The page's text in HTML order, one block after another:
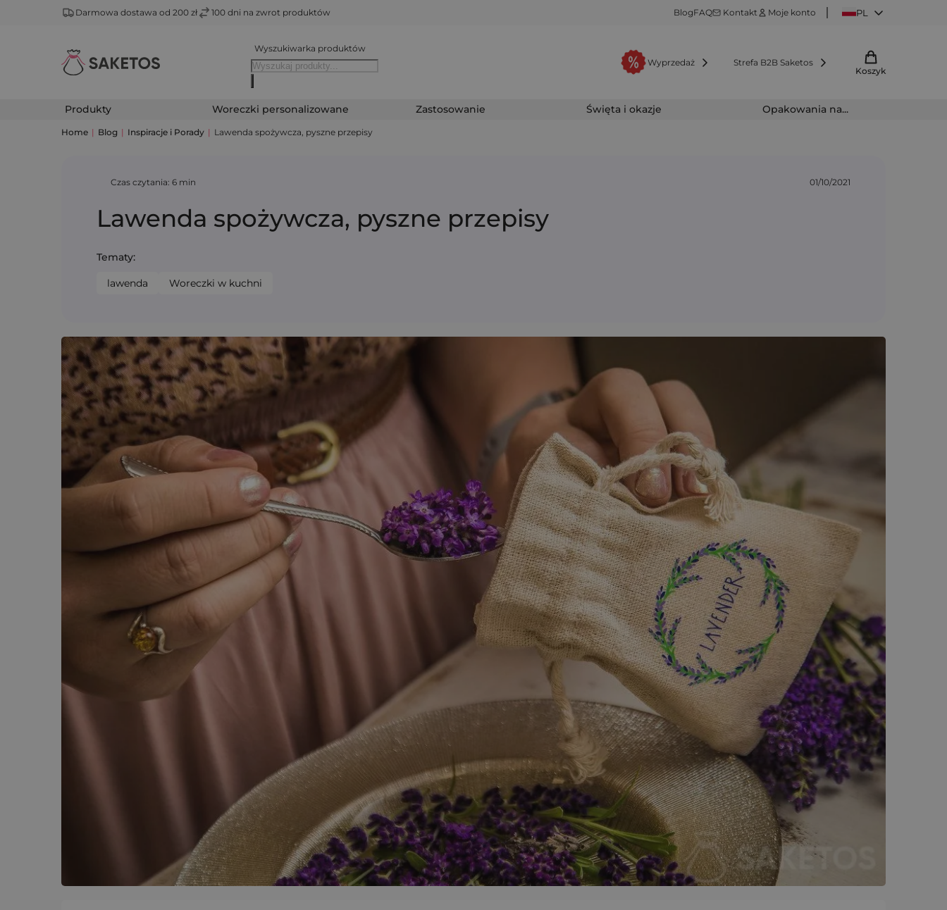
Darmowa dostawa od 200 zł 100 dni na zwrot produktów BlogFAQ Kontakt Moje konto PL
Wyszukiwarka produktów
Wyprzedaż
Strefa B2B Saketos
Koszyk
Produkty Woreczki personalizowane Zastosowanie Święta i okazje Opakowania na...
Home | Blog | Inspiracje i Porady | Lawenda spożywcza, pyszne przepisy
Czas czytania: 6 min 01/10/2021
Lawenda spożywcza, pyszne przepisy
Tematy:
lawenda Woreczki w kuchni